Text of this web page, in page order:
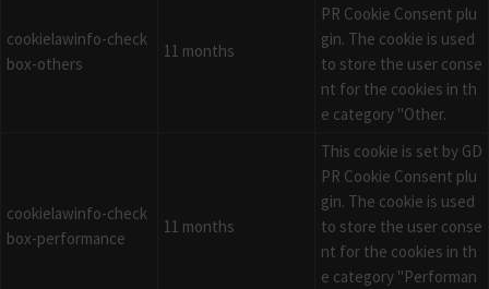
cookielawinfo-check
box-others
11 months
PR Cookie Consent plu
gin. The cookie is used
to store the user conse
nt for the cookies in th
e category "Other.
cookielawinfo-check
box-performance
11 months
This cookie is set by GD
PR Cookie Consent plu
gin. The cookie is used
to store the user conse
nt for the cookies in th
e category "Performan